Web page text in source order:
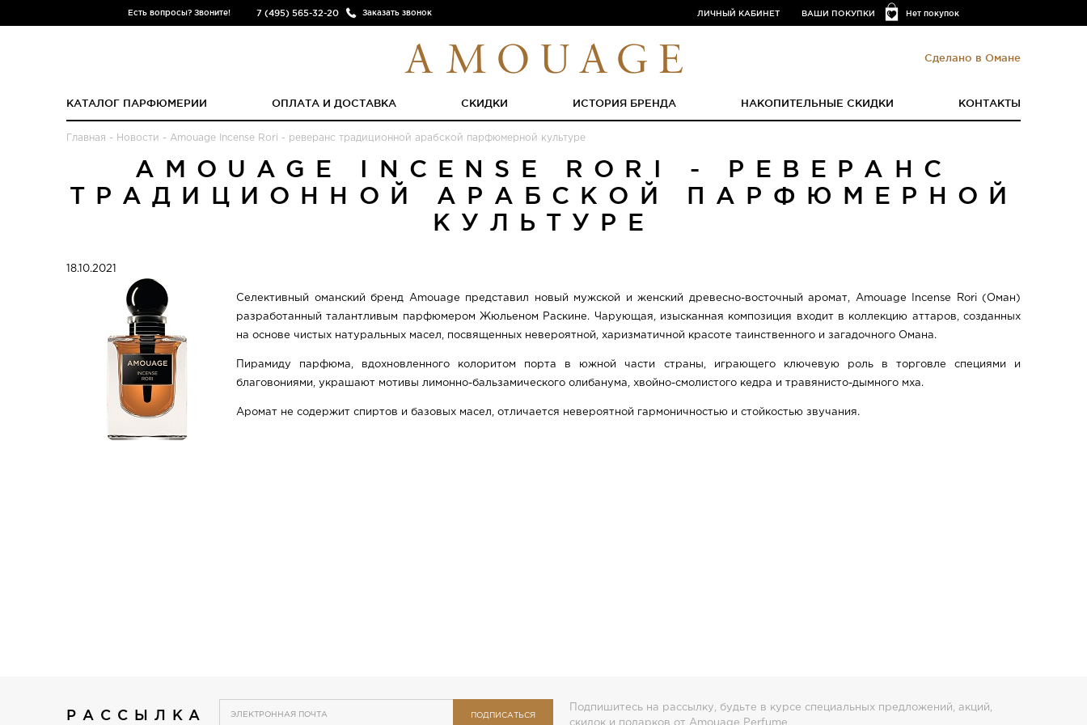
Есть вопросы? Звоните! 7 (495) 565-32-20 Заказать звонок Нет покупок
ЛИЧНЫЙ КАБИНЕТ ВАШИ ПОКУПКИ
Сделано в Омане
КАТАЛОГ ПАРФЮМЕРИИ ОПЛАТА И ДОСТАВКА СКИДКИ ИСТОРИЯ БРЕНДА НАКОПИТЕЛЬНЫЕ СКИДКИ КОНТАКТЫ
Главная - Новости - Amouage Incense Rori - реверанс традиционной арабской парфюмерной культуре
AMOUAGE INCENSE RORI - РЕВЕРАНС
ТРАДИЦИОННОЙ АРАБСКОЙ ПАРФЮМЕРНОЙ
КУЛЬТУРЕ
18.10.2021
Селективный оманский бренд Amouage представил новый мужской и женский древесно-восточный аромат, Amouage Incense Rori (Оман)
разработанный талантливым парфюмером Жюльеном Раскине. Чарующая, изысканная композиция входит в коллекцию аттаров, созданных
на основе чистых натуральных масел, посвященных невероятной, харизматичной красоте таинственного и загадочного Омана.
Пирамиду парфюма, вдохновленного колоритом порта в южной части страны, играющего ключевую роль в торговле специями и
благовониями, украшают мотивы лимонно-бальзамического олибанума, хвойно-смолистого кедра и травянисто-дымного мха.
Аромат не содержит спиртов и базовых масел, отличается невероятной гармоничностью и стойкостью звучания.
РАССЫЛКА ПОДПИСАТЬСЯ
Подпишитесь на рассылку, будьте в курсе специальных предложений, акций,
скидок и подарков от Amouage Perfume